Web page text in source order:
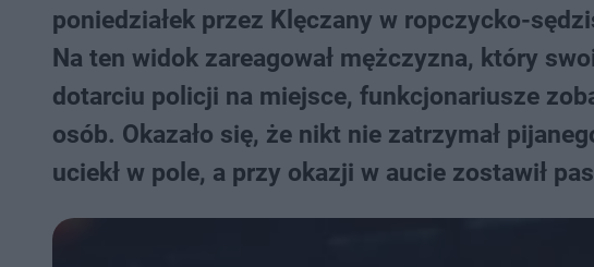
poniedziałek przez Klęczany w ropczycko-
Na ten widok zareagował mężczyzna, który
dotarciu policji na miejsce, funkcjonariusze
osób. Okazało się, że nikt nie zatrzymał
uciekł w pole, a przy okazji w aucie zostawił